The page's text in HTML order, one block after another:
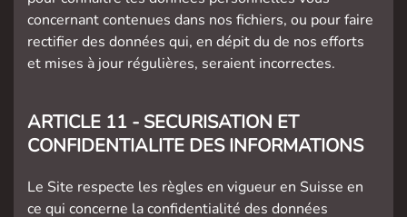
concernant contenues dans nos fichiers, ou pour faire
rectifier des données qui, en dépit du de nos efforts
et mises à jour régulières, seraient incorrectes.
ARTICLE 11 - SECURISATION ET
CONFIDENTIALITE DES INFORMATIONS
Le Site respecte les règles en vigueur en Suisse en
ce qui concerne la confidentialité des données